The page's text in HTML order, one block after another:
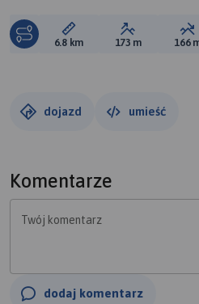
Długość trasy:
6.8 km Suma
173 m 166
dojazd umieść
Komentarze
Twój komentarz
dodaj komentarz